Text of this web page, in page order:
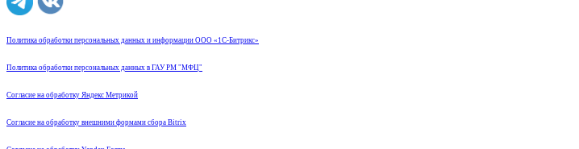
Политика обработки персональных данных и информации ООО «1С-Битрикс»
Политика обработки персональных данных в ГАУ РМ "МФЦ"
Согласие на обработку Яндекс Метрикой
Согласие на обработку внешними формами сбора Bitrix